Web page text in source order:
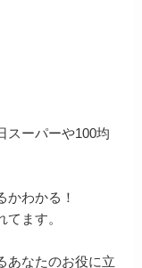
スーパーや100均
かわかる！
ます。
あなたのお役に立